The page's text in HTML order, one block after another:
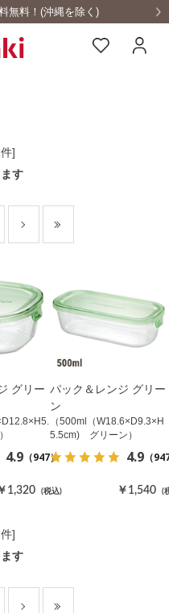
耐熱ガラス
]
す
グリー
1,320 (税込)
4.9 （947）
パック＆レンジ グリー
ン
（500ml（W18.6×D9.3×H
5.5cm) グリーン）
￥1,540 (
4.9 （
]
す